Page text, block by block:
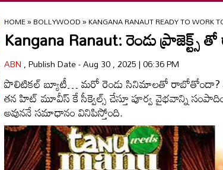
HOME»BOLLYWOOD»KANGANA RANAUT READY TO WORK
Kangana Ranaut: రెండు
ABN, Publish Date - Aug 30 , 2025 | 06:36 PM
పొలిటికల్ బ్యూటీ… మరో రెండు సినిమాలతో రాబోతోందా?
తన హిట్ మూవీస్ కే సీక్వెల్స్ చేస్తూ పూర్వ వైభవాన్ని
అవుననే సమాధానం వినిపిస్తోంది.